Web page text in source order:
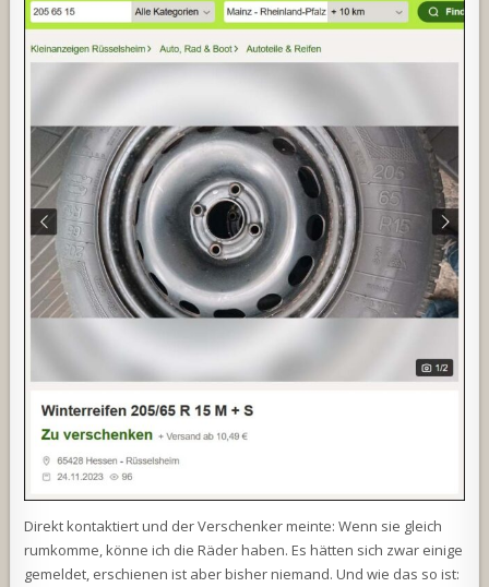
Direkt kontaktiert und der Verschenker meinte: Wenn sie gleich
rumkomme, könne ich die Räder haben. Es hätten sich zwar einige
gemeldet, erschienen ist aber bisher niemand. Und wie das so ist: